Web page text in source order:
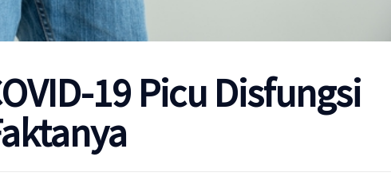
19 Picu Disfungsi